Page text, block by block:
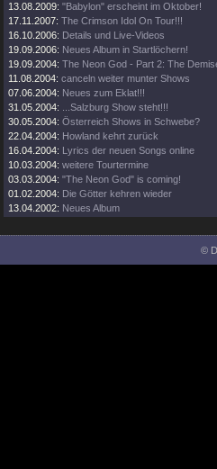
13.08.2009: "Babylon" erscheint im Oktober!
17.11.2007: The Crimson Idol On Tour!!!
16.10.2006: Details und Live-Videos
19.09.2006: Neues Album in Startlöchern!
19.09.2004: The Neon God - Part 2: The
11.08.2004: canceln weiter munter Shows
07.06.2004: Neues zum Eklat!!!
31.05.2004:
...Salzburg Show steht!!!
30.05.2004: Österreich Shows in Schwebe?
22.04.2004: Howland kehrt zurück
16.04.2004: Lyrics der neuen Songs online
10.03.2004: weitere Tourtermine
03.03.2004: "The Neon God" is coming!
01.02.2004: Die Götter kehren wieder
13.04.2002: Neues Album
©